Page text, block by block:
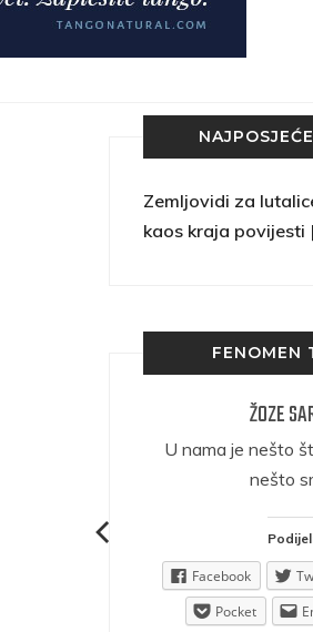
Zemljovidi za
kaos kraja povijesti
FENOMEN
ŽOZE
U nama je nešto
nešto
Facebook
Pocket